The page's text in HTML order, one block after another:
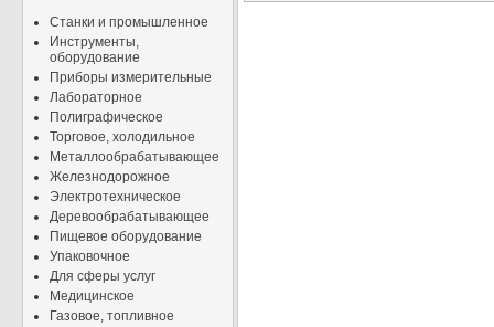
Станки и промышленное
Инструменты,
оборудование
Приборы измерительные
Лабораторное
Полиграфическое
Торговое, холодильное
Металлообрабатывающее
Железнодорожное
Электротехническое
Деревообрабатывающее
Пищевое оборудование
Упаковочное
Для сферы услуг
Медицинское
Газовое, топливное